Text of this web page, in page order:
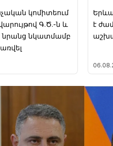
կոմիտեում
Գ.Ծ.-ն և
նրանց նկատմամբ
է